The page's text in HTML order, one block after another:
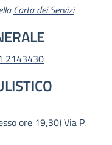
Carta dei Servizi
2143430
ore 19,30) Via P.